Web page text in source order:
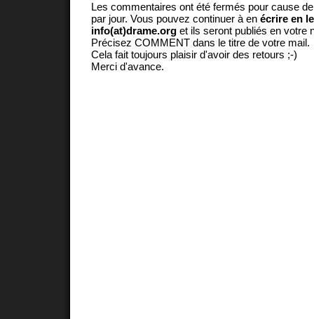
Les commentaires ont été fermés pour cause
par jour. Vous pouvez continuer à en écrire en
info(at)drame.org et ils seront publiés en votre
Précisez COMMENT dans le titre de votre mail.
Cela fait toujours plaisir d'avoir des retours ;-)
Merci d'avance.